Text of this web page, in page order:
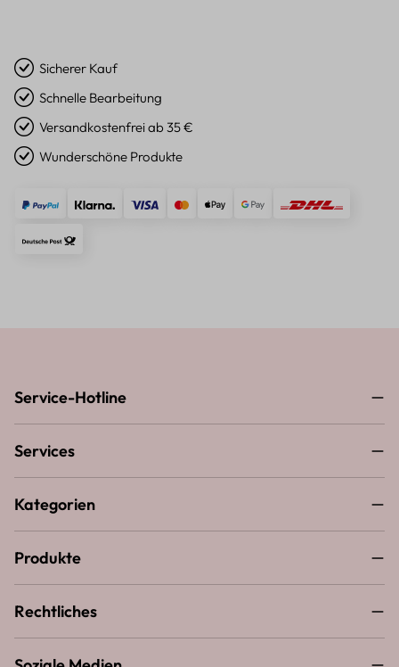
Sicherer Kauf
Schnelle Bearbeitung
Versandkostenfrei ab 35 €
Wunderschöne Produkte
Service-Hotline
Services
Kategorien
Produkte
Rechtliches